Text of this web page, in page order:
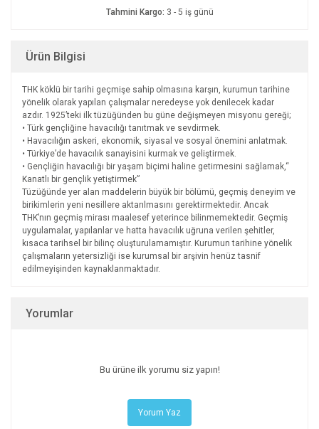
Tahmini Kargo: 3 - 5 iş günü
Ürün Bilgisi
THK köklü bir tarihi geçmişe sahip olmasına karşın, kurumun tarihine
yönelik olarak yapılan çalışmalar neredeyse yok denilecek kadar
azdır. 1925’teki ilk tüzüğünden bu güne değişmeyen misyonu gereği;
• Türk gençliğine havacılığı tanıtmak ve sevdirmek.
• Havacılığın askeri, ekonomik, siyasal ve sosyal önemini anlatmak.
• Türkiye’de havacılık sanayisini kurmak ve geliştirmek.
• Gençliğin havacılığı bir yaşam biçimi haline getirmesini sağlamak,“
Kanatlı bir gençlik yetiştirmek”
Tüzüğünde yer alan maddelerin büyük bir bölümü, geçmiş deneyim ve
birikimlerin yeni nesillere aktarılmasını gerektirmektedir. Ancak
THK’nın geçmiş mirası maalesef yeterince bilinmemektedir. Geçmiş
uygulamalar, yapılanlar ve hatta havacılık uğruna verilen şehitler,
kısaca tarihsel bir bilinç oluşturulamamıştır. Kurumun tarihine yönelik
çalışmaların yetersizliği ise kurumsal bir arşivin henüz tasnif
edilmeyişinden kaynaklanmaktadır.
Yorumlar
Bu ürüne ilk yorumu siz yapın!
Yorum Yaz